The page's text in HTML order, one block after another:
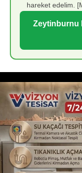
hareket edelim.
Zeytinburnu